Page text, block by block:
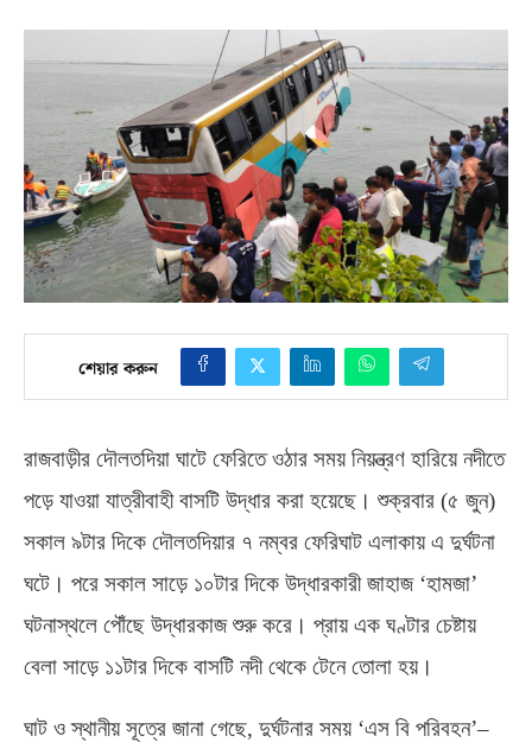
শেয়ার করুন
রাজবাড়ীর দৌলতদিয়া ঘাটে ফেরিতে ওঠার সময় নিয়ন্ত্রণ হারিয়ে নদীতে
পড়ে যাওয়া যাত্রীবাহী বাসটি উদ্ধার করা হয়েছে। শুক্রবার (৫ জুন)
সকাল ৯টার দিকে দৌলতদিয়ার ৭ নম্বর ফেরিঘাট এলাকায় এ দুর্ঘটনা
ঘটে। পরে সকাল সাড়ে ১০টার দিকে উদ্ধারকারী জাহাজ ‘হামজা’
ঘটনাস্থলে পৌঁছে উদ্ধারকাজ শুরু করে। প্রায় এক ঘণ্টার চেষ্টায়
বেলা সাড়ে ১১টার দিকে বাসটি নদী থেকে টেনে তোলা হয়।
ঘাট ও স্থানীয় সূত্রে জানা গেছে, দুর্ঘটনার সময় ‘এস বি পরিবহন’–